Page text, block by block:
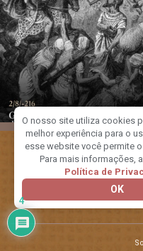
O nosso site utiliza cookies
melhor experiência para o
esse website você permite
Para mais informações,
Política de
OK
4